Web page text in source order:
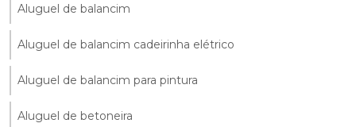
Aluguel de balancim
Aluguel de balancim cadeirinha elétrico
Aluguel de balancim para pintura
Aluguel de betoneira